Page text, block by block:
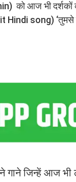
को आज भी दर्शकों
Hindi song)
जिन्हें आज भी